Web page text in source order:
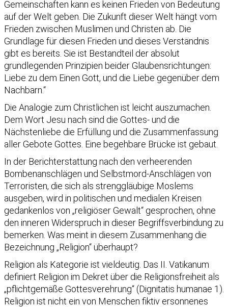
Gemeinschaften kann es keinen Frieden von Bedeutung
auf der Welt geben. Die Zukunft dieser Welt hängt vom
Frieden zwischen Muslimen und Christen ab. Die
Grundlage für diesen Frieden und dieses Verständnis
gibt es bereits. Sie ist Bestandteil der absolut
grundlegenden Prinzipien beider Glaubensrichtungen:
Liebe zu dem Einen Gott, und die Liebe gegenüber dem
Nachbarn.“
Die Analogie zum Christlichen ist leicht auszumachen.
Dem Wort Jesu nach sind die Gottes- und die
Nächstenliebe die Erfüllung und die Zusammenfassung
aller Gebote Gottes. Eine begehbare Brücke ist gebaut.
In der Berichterstattung nach den verheerenden
Bombenanschlägen und Selbstmord-Anschlägen von
Terroristen, die sich als strenggläubige Moslems
ausgeben, wird in politischen und medialen Kreisen
gedankenlos von „religiöser Gewalt“ gesprochen, ohne
den inneren Widerspruch in dieser Begriffsverbindung zu
bemerken. Was meint in diesem Zusammenhang die
Bezeichnung „Religion“ überhaupt?
Religion als Kategorie ist vieldeutig. Das II. Vatikanum
definiert Religion im Dekret über die Religionsfreiheit als
„pflichtgemäße Gottesverehrung“ (Dignitatis humanae 1).
Religion ist nicht ein von Menschen fiktiv ersonnenes